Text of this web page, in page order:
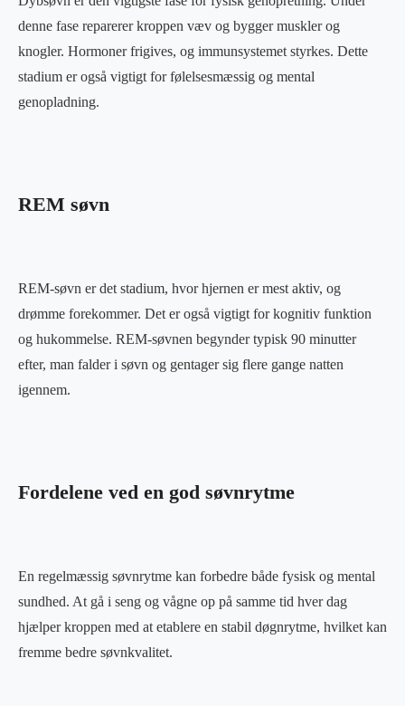
denne fase reparerer kroppen væv og bygger muskler og
knogler. Hormoner frigives, og immunsystemet styrkes. Dette
stadium er også vigtigt for følelsesmæssig og mental
genopladning.
REM søvn
REM-søvn er det stadium, hvor hjernen er mest aktiv, og
drømme forekommer. Det er også vigtigt for kognitiv funktion
og hukommelse. REM-søvnen begynder typisk 90 minutter
efter, man falder i søvn og gentager sig flere gange natten
igennem.
Fordelene ved en god søvnrytme
En regelmæssig søvnrytme kan forbedre både fysisk og mental
sundhed. At gå i seng og vågne op på samme tid hver dag
hjælper kroppen med at etablere en stabil døgnrytme, hvilket kan
fremme bedre søvnkvalitet.